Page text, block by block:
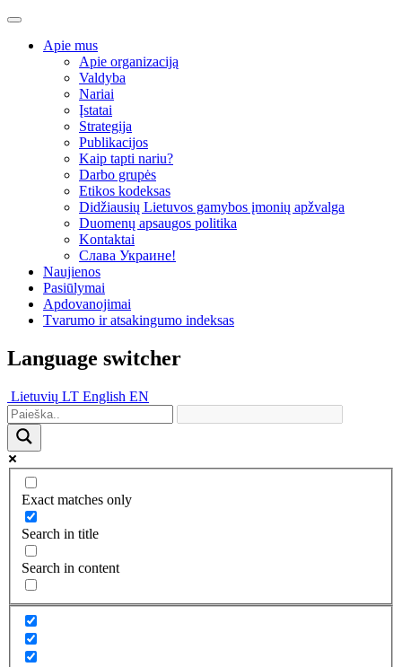
Apie mus
Apie organizaciją
Valdyba
Nariai
Įstatai
Strategija
Publikacijos
Kaip tapti nariu?
Darbo grupės
Etikos kodeksas
Didžiausių Lietuvos gamybos įmonių apžvalga
Duomenų apsaugos politika
Kontaktai
Слава Украине!
Naujienos
Pasiūlymai
Apdovanojimai
Tvarumo ir atsakingumo indeksas
Language switcher
Lietuvių LT English EN
Exact matches only
Search in title
Search in content